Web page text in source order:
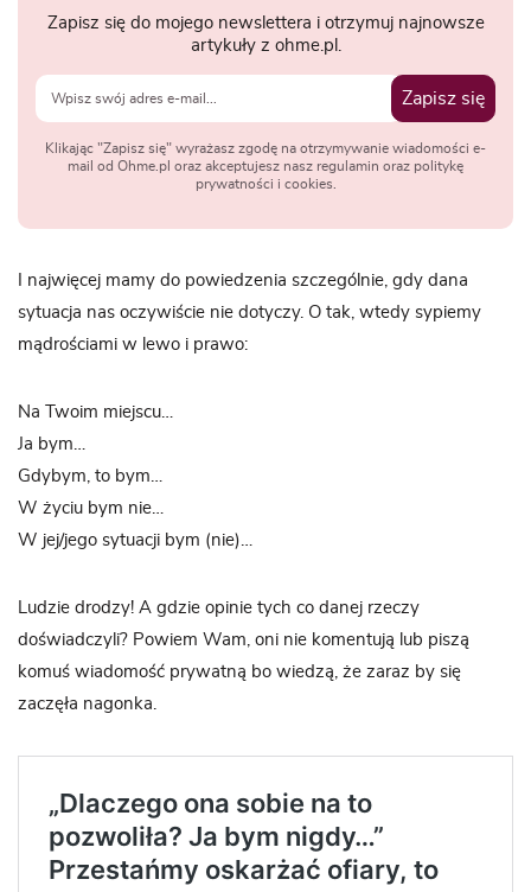
Zapisz się do mojego newslettera i otrzymuj najnowsze
artykuły z ohme.pl.
Zapisz się
Klikając "Zapisz się" wyrażasz zgodę na otrzymywanie wiadomości e-
mail od Ohme.pl oraz akceptujesz nasz regulamin oraz politykę
prywatności i cookies.
I najwięcej mamy do powiedzenia szczególnie, gdy dana
sytuacja nas oczywiście nie dotyczy. O tak, wtedy sypiemy
mądrościami w lewo i prawo:
Na Twoim miejscu…
Ja bym…
Gdybym, to bym…
W życiu bym nie…
W jej/jego sytuacji bym (nie)…
Ludzie drodzy! A gdzie opinie tych co danej rzeczy
doświadczyli? Powiem Wam, oni nie komentują lub piszą
komuś wiadomość prywatną bo wiedzą, że zaraz by się
zaczęła nagonka.